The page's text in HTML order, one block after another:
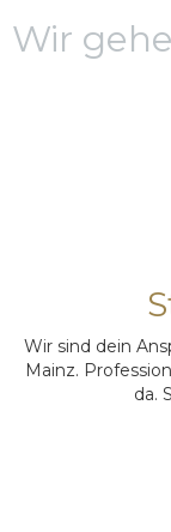
Wir
Wir sind dein
Mainz.
da.